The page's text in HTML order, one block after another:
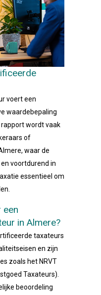
voert een
waardebepaling
wordt vaak
of
waar de
voortdurend in
essentieel om
een
in Almere?
taxateurs
en zijn
zoals het NRVT
Taxateurs).
beoordeling